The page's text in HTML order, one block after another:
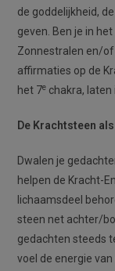
de goddelijkheid,
geven. Ben je in
Zonnestralen en/of
affirmaties op de
het 7e chakra, laten
De Krachtsteen
Dwalen je
helpen de Kracht-
lichaamsdeel
steen net achter/
gedachten steeds
voel de energie